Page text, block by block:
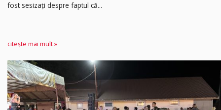
fost sesizați despre faptul că...
citește mai mult »